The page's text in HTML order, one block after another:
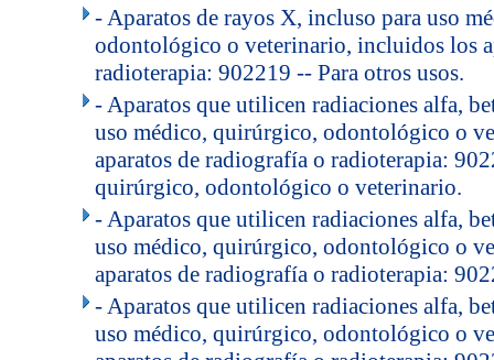
- Aparatos de rayos X, incluso para uso
odontológico o veterinario, incluidos los
radioterapia: 902219 -- Para otros usos.
- Aparatos que utilicen radiaciones alfa,
uso médico, quirúrgico, odontológico o
aparatos de radiografía o radioterapia:
quirúrgico, odontológico o veterinario.
- Aparatos que utilicen radiaciones alfa,
uso médico, quirúrgico, odontológico o
aparatos de radiografía o radioterapia:
- Aparatos que utilicen radiaciones alfa,
uso médico, quirúrgico, odontológico o